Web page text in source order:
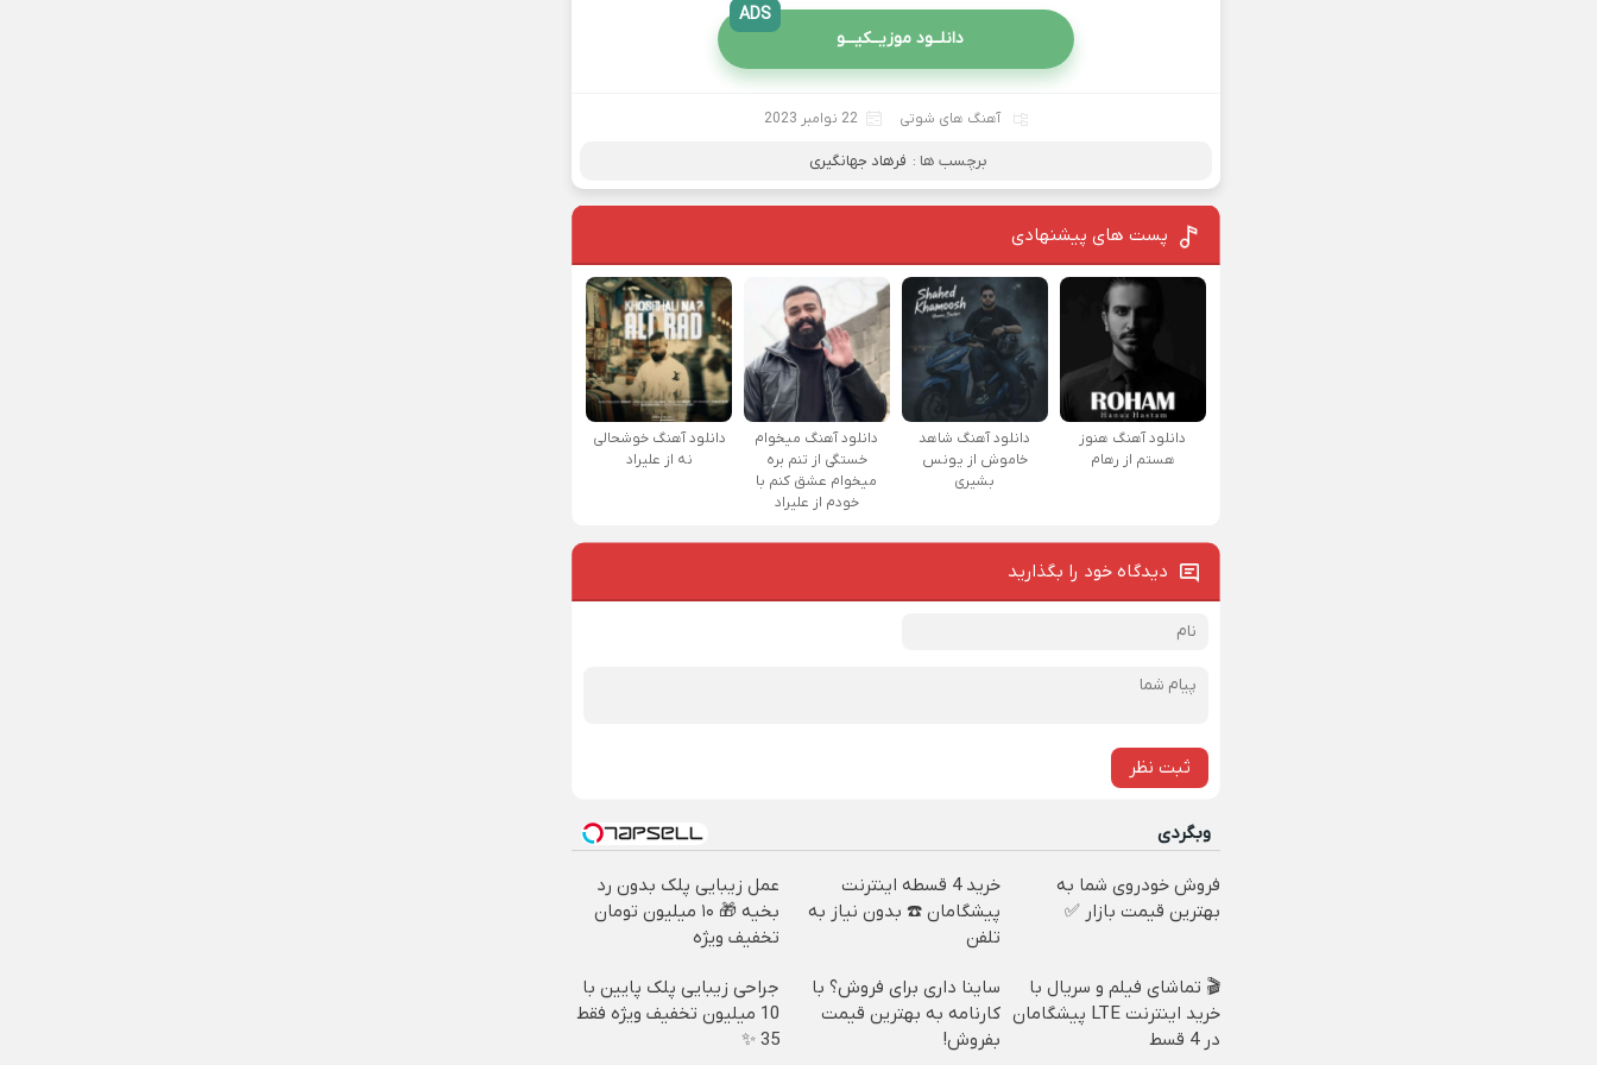
دانلــود موزیــکیـــو
ADS
آهنگ های شوتی 22 نوامبر 2023
برچسب ها : فرهاد جهانگیری
پست های پیشنهادی
دانلود آهنگ هنوز
هستم از رهام
دانلود آهنگ شاهد
خاموش از یونس
بشیری
دانلود آهنگ میخوام
خستگی از تنم بره
میخوام عشق کنم با
خودم از علیراد
دانلود آهنگ خوشحالی
نه از علیراد
دیدگاه خود را بگذارید
ثبت نظر
وبگردی
فروش خودروی شما به
بهترین قیمت بازار ✅
خرید 4 قسطه اینترنت
پیشگامان ☎️ بدون نیاز به
تلفن
عمل زیبایی پلک بدون رد
بخیه 🎁 ۱۰ میلیون تومان
تخفیف ویژه
🎬 تماشای فیلم و سریال با
خرید اینترنت LTE پیشگامان
در 4 قسط
ساینا داری برای فروش؟ با
کارنامه به بهترین قیمت
بفروش!
جراحی زیبایی پلک پایین با
10 میلیون تخفیف ویژه فقط
35 ✨